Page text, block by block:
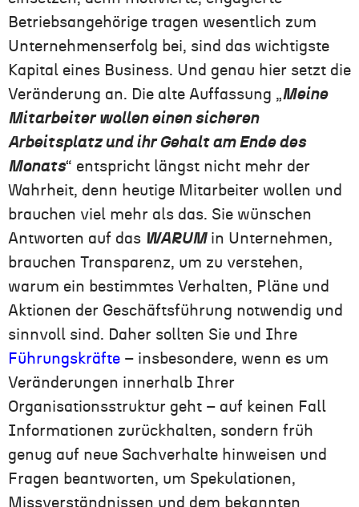
Betriebsangehörige tragen wesentlich zum
Unternehmenserfolg bei, sind das wichtigste
Kapital eines Business. Und genau hier setzt die
Veränderung an. Die alte Auffassung „Meine
Mitarbeiter wollen einen sicheren
Arbeitsplatz und ihr Gehalt am Ende des
Monats“ entspricht längst nicht mehr der
Wahrheit, denn heutige Mitarbeiter wollen und
brauchen viel mehr als das. Sie wünschen
Antworten auf das WARUMin Unternehmen,
brauchen Transparenz, um zu verstehen,
warum ein bestimmtes Verhalten, Pläne und
Aktionen der Geschäftsführung notwendig und
sinnvoll sind. Daher sollten Sie und Ihre
Führungskräfte – insbesondere, wenn es um
Veränderungen innerhalb Ihrer
Organisationsstruktur geht – auf keinen Fall
Informationen zurückhalten, sondern früh
genug auf neue Sachverhalte hinweisen und
Fragen beantworten, um Spekulationen,
Missverständnissen und dem bekannten